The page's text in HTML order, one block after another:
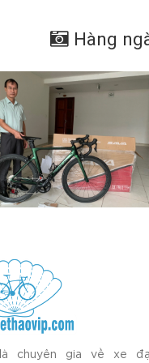
Hàng
là chuyên gia về xe